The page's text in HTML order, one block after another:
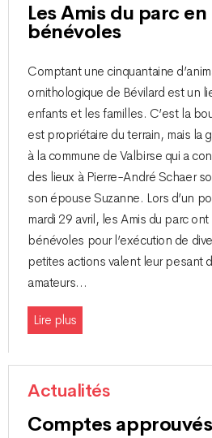
Les Amis du parc
bénévoles
Comptant une cinquantaine
ornithologique de Bévilard est un
enfants et les familles. C’est la
est propriétaire du terrain, mais la
à la commune de Valbirse qui a
des lieux à Pierre-André Schaer
son épouse Suzanne. Lors d’un
mardi 29 avril, les Amis du parc
bénévoles pour l’exécution de
petites actions valent leur pesant
amateurs…
Lire plus
Actualités
Comptes approuvés